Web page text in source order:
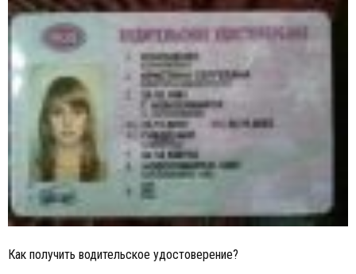
Как получить водительское удостоверение?